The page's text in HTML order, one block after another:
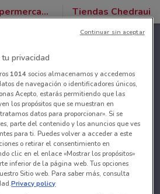
Supermercados Tiendas Chedraui
privacidad
1014socios almacenamos y accedemos
de navegación o identificadores únicos,
Acepto, estarás permitiendo que las
los propósitos que se muestran en
datos para proporcionar». Si se
parte del contenido y los anuncios que ves
para ti. Puedes volver a acceder a este
o retirar el consentimiento en
clic en el enlace «Mostrar los propósitos»
inferior de la página web. Tus opciones
Sitio web. Para saber más, consulta
Privacy policy
Continuar sin aceptar